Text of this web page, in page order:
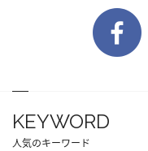
KEYWORD
人気のキーワード